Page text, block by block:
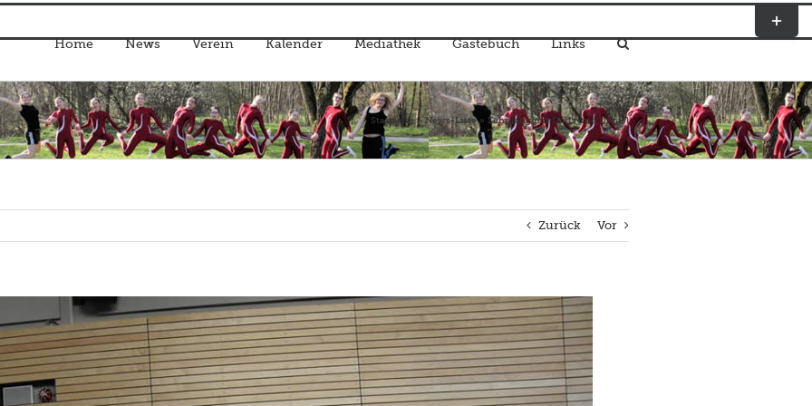
Home News Verein Kalender Mediathek Gästebuch Links
Startseite»News-Liste» Lehrgang mit Chris und Daniel
Zurück Vor
Toggle
Sliding